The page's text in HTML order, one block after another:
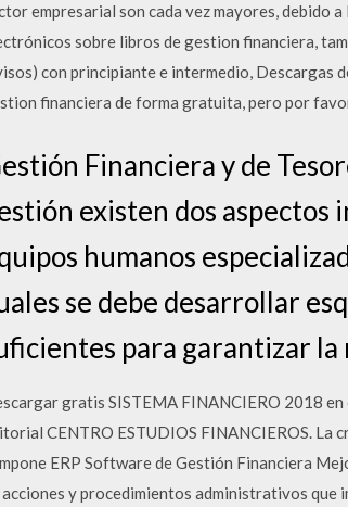
empresarial son cada vez mayores, debido
sobre libros de gestion financiera,
con principiante e intermedio, Descargas
financiera de forma gratuita, pero por
Financiera y de
existen dos aspectos
humanos
se debe desarrollar
para garantizar
gratis SISTEMA FINANCIERO 2018
CENTRO ESTUDIOS FINANCIEROS. La
ERP Software de Gestión Financiera
acciones y procedimientos administrativos que